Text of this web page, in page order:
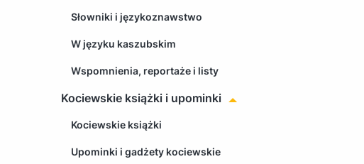
Słowniki i językoznawstwo
W języku kaszubskim
Wspomnienia, reportaże i listy
Kociewskie książki i upominki
Kociewskie książki
Upominki i gadżety kociewskie